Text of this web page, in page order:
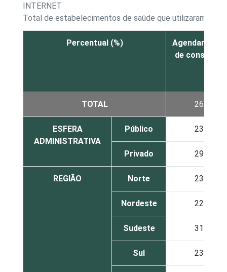
INTERNET
Total de estabelecimentos de saúde que utilizaram a
Percentual (%)
Agendamento
de consultas
TOTAL 26
ESFERA
ADMINISTRATIVA
Público 23
Privado 29
REGIÃO Norte 23
Nordeste 22
Sudeste 31
Sul 23